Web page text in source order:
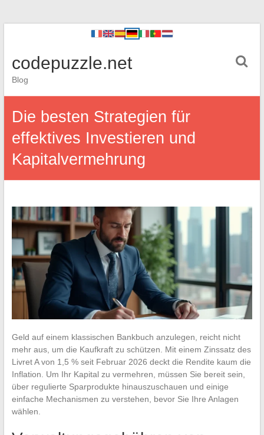
codepuzzle.net
Blog
Die besten Strategien für
effektives Investieren und
Kapitalvermehrung
Geld auf einem klassischen Bankbuch anzulegen, reicht nicht
mehr aus, um die Kaufkraft zu schützen. Mit einem Zinssatz des
Livret A von 1,5 % seit Februar 2026 deckt die Rendite kaum die
Inflation. Um Ihr Kapital zu vermehren, müssen Sie bereit sein,
über regulierte Sparprodukte hinauszuschauen und einige
einfache Mechanismen zu verstehen, bevor Sie Ihre Anlagen
wählen.